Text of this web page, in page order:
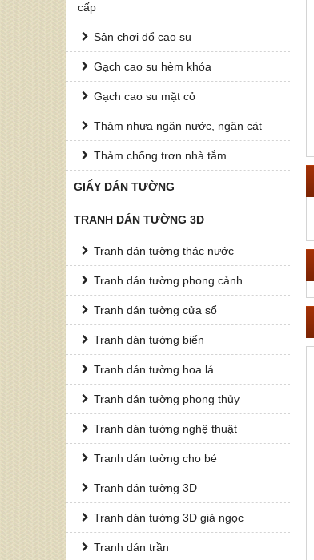
cấp
Sân chơi đổ cao su
Gạch cao su hèm khóa
Gạch cao su mặt cỏ
Thảm nhựa ngăn nước, ngăn cát
Thảm chống trơn nhà tắm
GIẤY DÁN TƯỜNG
TRANH DÁN TƯỜNG 3D
Tranh dán tường thác nước
Tranh dán tường phong cảnh
Tranh dán tường cửa sổ
Tranh dán tường biển
Tranh dán tường hoa lá
Tranh dán tường phong thủy
Tranh dán tường nghệ thuật
Tranh dán tường cho bé
Tranh dán tường 3D
Tranh dán tường 3D giả ngọc
Tranh dán trần